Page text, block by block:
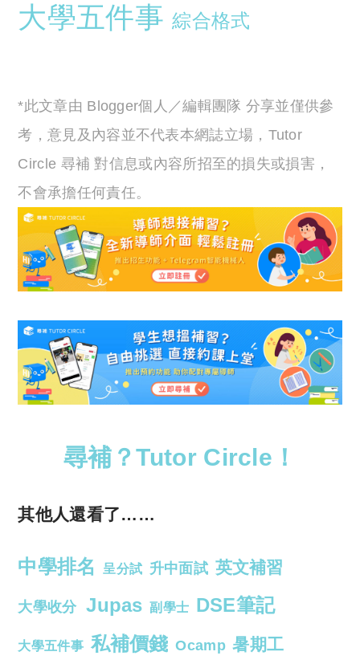
大學五件事 綜合格式
*此文章由 Blogger個人／編輯團隊 分享並僅供參
考，意見及內容並不代表本網誌立場，Tutor
Circle 尋補 對信息或內容所招至的損失或損害，
不會承擔任何責任。
尋補？Tutor Circle！
其他人還看了……
中學排名 呈分試 升中面試 英文補習
大學收分 Jupas 副學士 DSE筆記
大學五件事 私補價錢 Ocamp 暑期工